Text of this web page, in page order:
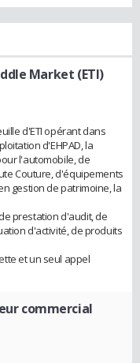
Market (ETI)
d'ETI opérant dans
d'EHPAD, la
l'automobile, de
Couture, d'équipements
gestion de patrimoine, la
prestation d'audit, de
d'activité, de produits
et un seul appel
commercial